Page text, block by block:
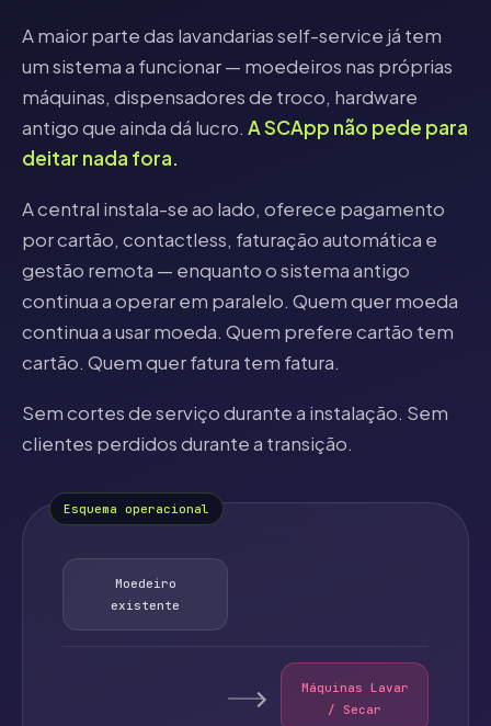
A maior parte das lavandarias self-service já tem
um sistema a funcionar — moedeiros nas próprias
máquinas, dispensadores de troco, hardware
antigo que ainda dá lucro. A SCApp não pede para
deitar nada fora.
A central instala-se ao lado, oferece pagamento
por cartão, contactless, faturação automática e
gestão remota — enquanto o sistema antigo
continua a operar em paralelo. Quem quer moeda
continua a usar moeda. Quem prefere cartão tem
cartão. Quem quer fatura tem fatura.
Sem cortes de serviço durante a instalação. Sem
clientes perdidos durante a transição.
Esquema operacional
Moedeiro
existente
Máquinas Lavar
/ Secar